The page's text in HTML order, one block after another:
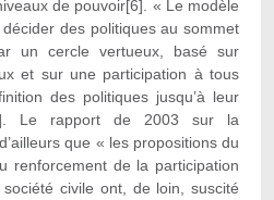
de pouvoir[6]. « Le modèle
des politiques au sommet
un cercle vertueux, basé sur
et sur une participation à tous
des politiques jusqu’à leur
Le rapport de 2003 sur la
que « les propositions du
renforcement de la participation
civile ont, de loin, suscité